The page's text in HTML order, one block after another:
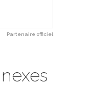
Partenaire officiel